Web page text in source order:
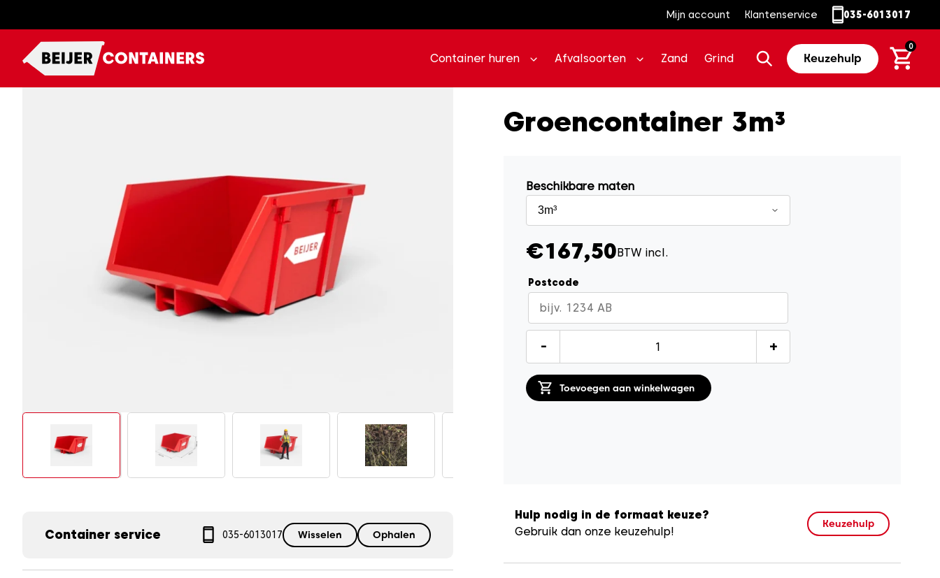
content
Container huren
Afvalsoorten Zand Grind Keuzehulp
0
Mijn account Klantenservice 035-6013017
Groencontainer 3m³
Beschikbare maten
€167,50BTW incl.
Postcode
- +
Toevoegen aan winkelwagen
Hulp nodig in de formaat keuze?
Gebruik dan onze keuzehulp!
Keuzehulp
Container service 035-6013017 Wisselen Ophalen